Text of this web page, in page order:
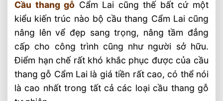
Cầu thang gỗ Cẩm Lai cũng thế bất cứ một
kiểu kiến trúc nào bộ cầu thang Cẩm Lai cũng
nâng lên vể đẹp sang trọng, nâng tầm đẳng
cấp cho công trình cũng như người sở hữu.
Điểm hạn chế rất khó khắc phục được của cầu
thang gỗ Cẩm Lai là giá tiền rất cao, có thể nói
là cao nhất trong tất cả các loại cầu thang gỗ